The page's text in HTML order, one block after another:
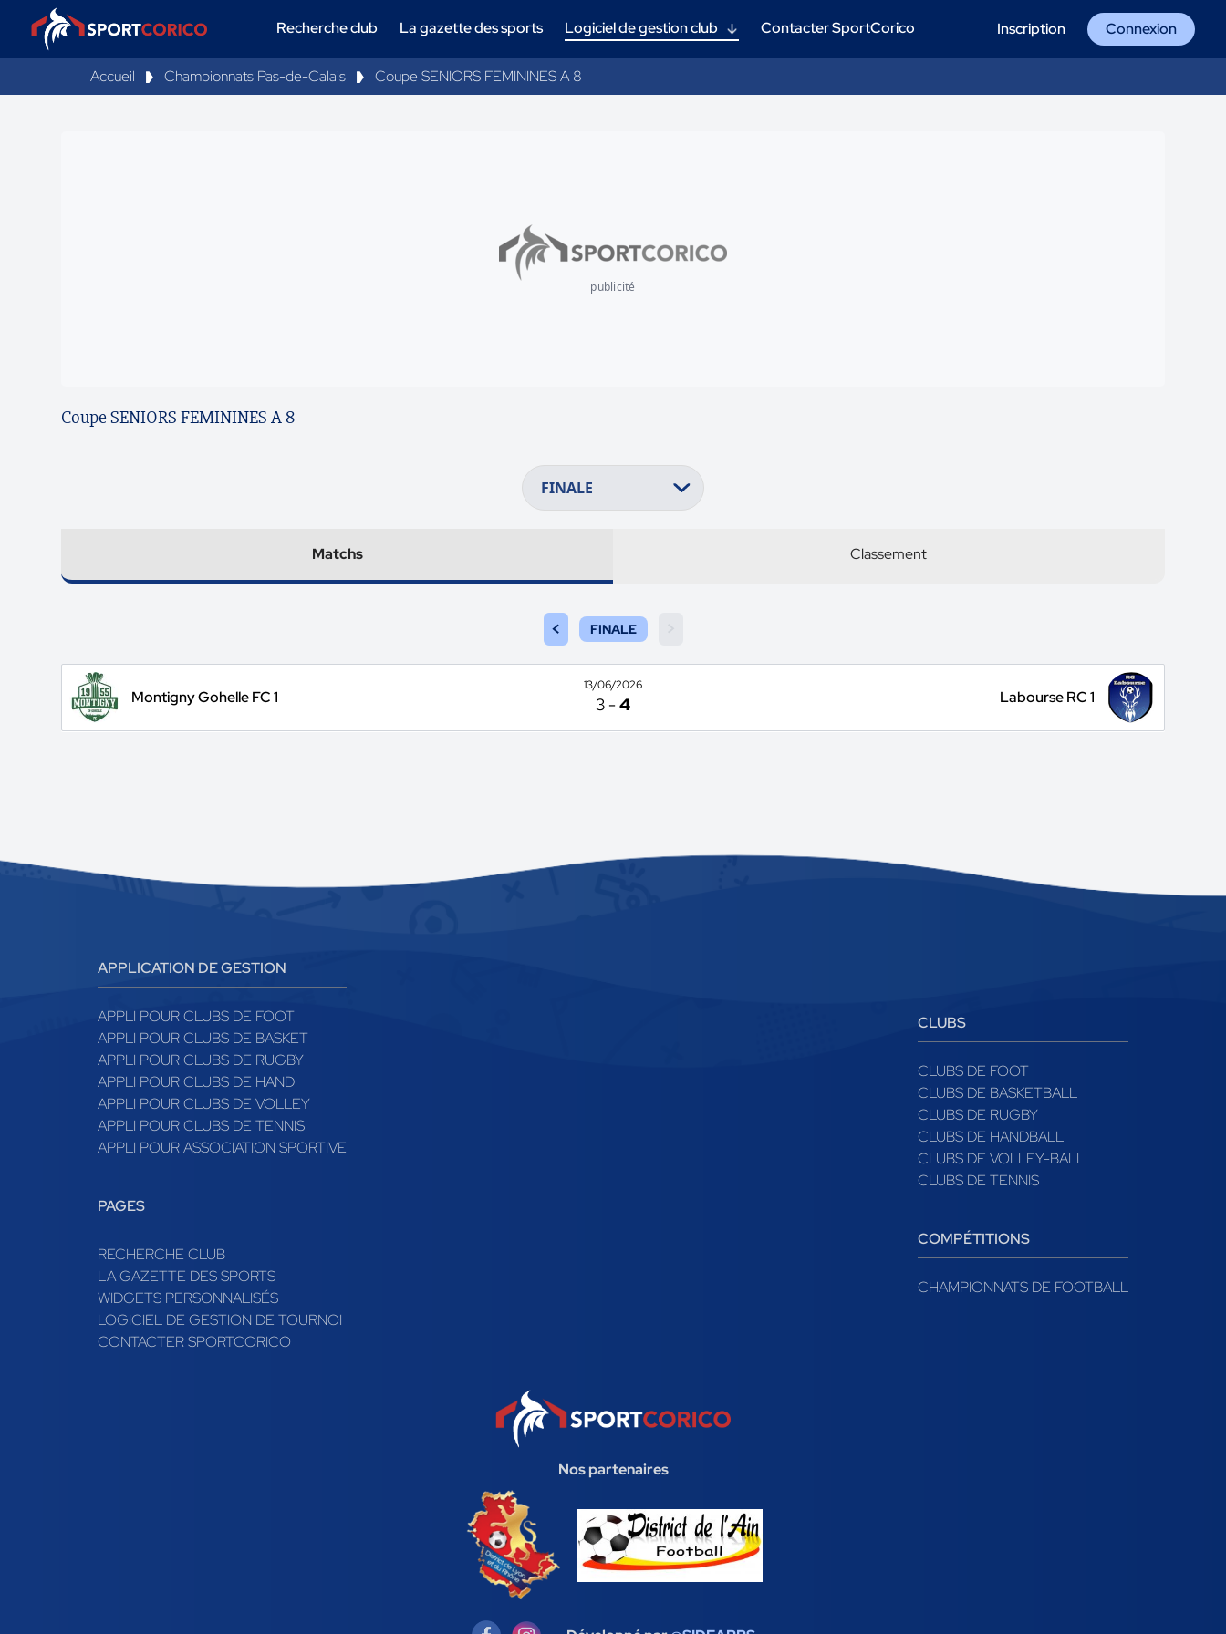
Recherche club La gazette des sports Logiciel de gestion club Contacter SportCorico Inscription Connexion
Accueil Championnats Pas-de-Calais Coupe SENIORS FEMININES A 8
publicité
Coupe SENIORS FEMININES A 8
Matchs Classement
< FINALE
Montigny Gohelle FC 1
13/06/2026
3 -4 Labourse RC 1
APPLICATION DE GESTION
APPLI POUR CLUBS DE FOOT
APPLI POUR CLUBS DE BASKET
APPLI POUR CLUBS DE RUGBY
APPLI POUR CLUBS DE HAND
APPLI POUR CLUBS DE VOLLEY
APPLI POUR CLUBS DE TENNIS
APPLI POUR ASSOCIATION SPORTIVE
PAGES
RECHERCHE CLUB
LA GAZETTE DES SPORTS
WIDGETS PERSONNALISÉS
LOGICIEL DE GESTION DE TOURNOI
CONTACTER SPORTCORICO
CLUBS
CLUBS DE FOOT
CLUBS DE BASKETBALL
CLUBS DE RUGBY
CLUBS DE HANDBALL
CLUBS DE VOLLEY-BALL
CLUBS DE TENNIS
COMPÉTITIONS
CHAMPIONNATS DE FOOTBALL
Nos partenaires